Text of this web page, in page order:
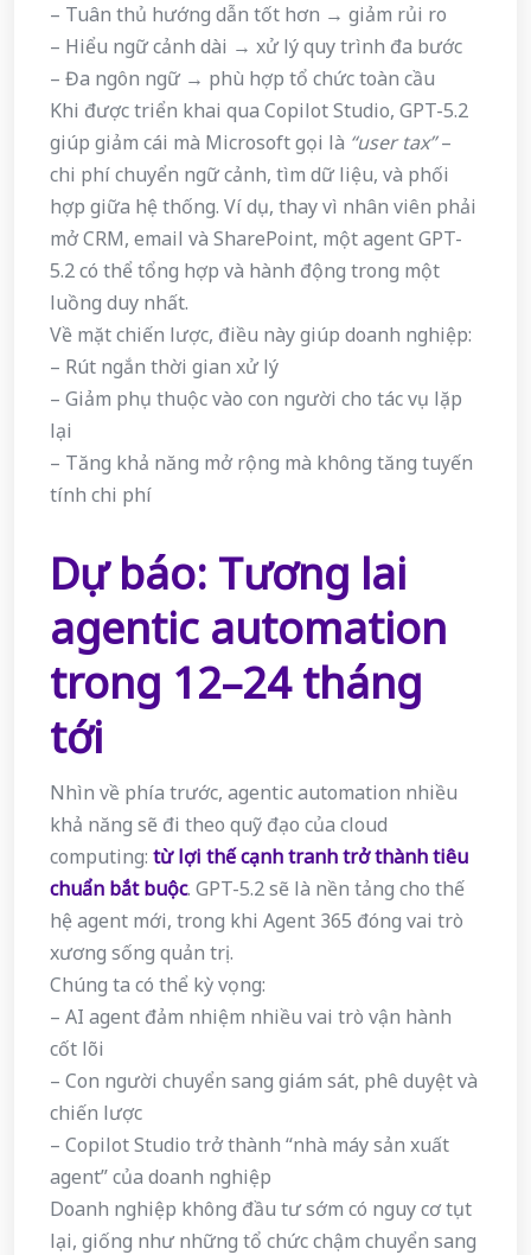
– Tuân thủ hướng dẫn tốt hơn → giảm rủi ro
– Hiểu ngữ cảnh dài → xử lý quy trình đa bước
– Đa ngôn ngữ → phù hợp tổ chức toàn cầu
Khi được triển khai qua Copilot Studio, GPT-5.2
giúp giảm cái mà Microsoft gọi là “user tax”–
chi phí chuyển ngữ cảnh, tìm dữ liệu, và phối
hợp giữa hệ thống. Ví dụ, thay vì nhân viên phải
mở CRM, email và SharePoint, một agent GPT-
5.2 có thể tổng hợp và hành động trong một
luồng duy nhất.
Về mặt chiến lược, điều này giúp doanh nghiệp:
– Rút ngắn thời gian xử lý
– Giảm phụ thuộc vào con người cho tác vụ lặp
lại
– Tăng khả năng mở rộng mà không tăng tuyến
tính chi phí
Dự báo: Tương lai
agentic automation
trong 12–24 tháng
tới
Nhìn về phía trước, agentic automation nhiều
khả năng sẽ đi theo quỹ đạo của cloud
computing: từ lợi thế cạnh tranh trở thành tiêu
chuẩn bắt buộc. GPT-5.2 sẽ là nền tảng cho thế
hệ agent mới, trong khi Agent 365 đóng vai trò
xương sống quản trị.
Chúng ta có thể kỳ vọng:
– AI agent đảm nhiệm nhiều vai trò vận hành
cốt lõi
– Con người chuyển sang giám sát, phê duyệt và
chiến lược
– Copilot Studio trở thành “nhà máy sản xuất
agent” của doanh nghiệp
Doanh nghiệp không đầu tư sớm có nguy cơ tụt
lại, giống như những tổ chức chậm chuyển sang